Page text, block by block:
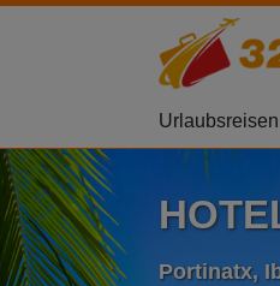
Urlaubsreisen
Portinatx,